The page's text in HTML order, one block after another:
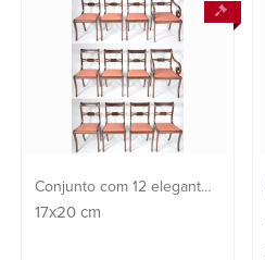
Conjunto com 12 elegantes
cadeiras para sala de jantar
17x20 cm